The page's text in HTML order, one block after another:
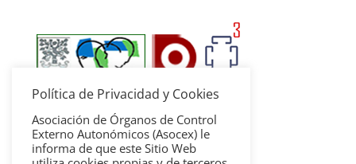
Política de Privacidad y Cookies
Asociación de Órganos de Control
Externo Autonómicos (Asocex) le
informa de que este Sitio Web